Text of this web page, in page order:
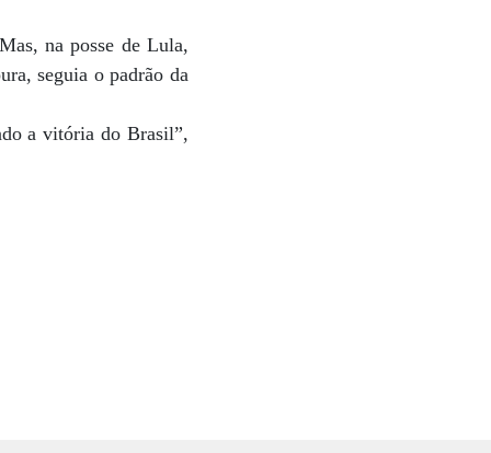
na posse de Lula,
seguia o padrão da
a vitória do Brasil”,